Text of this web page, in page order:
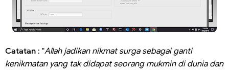
Catatan : "Allah jadikan nikmat surga sebagai ganti
kenikmatan yang tak didapat seorang mukmin di dunia dan